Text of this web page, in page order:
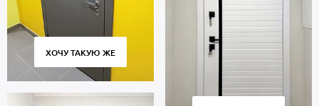
ХОЧУ ТАКУЮ ЖЕ